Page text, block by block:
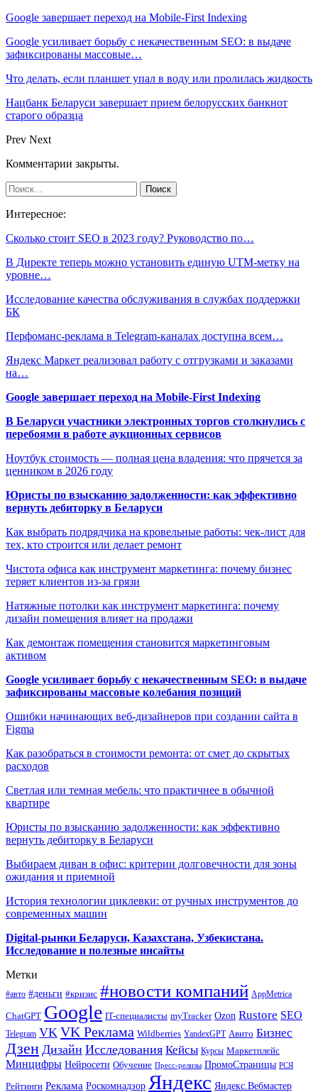
Google завершает переход на Mobile-First Indexing
Google усиливает борьбу с некачественным SEO: в выдаче
зафиксированы массовые…
Что делать, если планшет упал в воду или пролилась жидкость
Нацбанк Беларуси завершает прием белорусских банкнот
старого образца
Prev Next
Комментарии закрыты.
Интересное:
Сколько стоит SEO в 2023 году? Руководство по…
В Директе теперь можно установить единую UTM-метку на
уровне…
Исследование качества обслуживания в службах поддержки
БК
Перфоманс-реклама в Telegram-каналах доступна всем…
Яндекс Маркет реализовал работу с отгрузками и заказами
на…
Google завершает переход на Mobile-First Indexing
В Беларуси участники электронных торгов столкнулись с
перебоями в работе аукционных сервисов
Ноутбук стоимость — полная цена владения: что прячется за
ценником в 2026 году
Юристы по взысканию задолженности: как эффективно
вернуть дебиторку в Беларуси
Как выбрать подрядчика на кровельные работы: чек-лист для
тех, кто строится или делает ремонт
Чистота офиса как инструмент маркетинга: почему бизнес
теряет клиентов из-за грязи
Натяжные потолки как инструмент маркетинга: почему
дизайн помещения влияет на продажи
Как демонтаж помещения становится маркетинговым
активом
Google усиливает борьбу с некачественным SEO: в выдаче
зафиксированы массовые колебания позиций
Ошибки начинающих веб-дизайнеров при создании сайта в
Figma
Как разобраться в стоимости ремонта: от смет до скрытых
расходов
Светлая или темная мебель: что практичнее в обычной
квартире
Юристы по взысканию задолженности: как эффективно
вернуть дебиторку в Беларуси
Выбираем диван в офис: критерии долговечности для зоны
ожидания и приемной
История технологии циклевки: от ручных инструментов до
современных машин
Digital-рынки Беларуси, Казахстана, Узбекистана.
Исследование и полезные инсайты
Метки
#авто #деньги #кризис #новости компаний AppMetrica
ChatGPT Google IT-специалисты myTracker Ozon Rustore SEO
Telegram VK VK Реклама Wildberries YandexGPT Авито Бизнес
Дзен Дизайн Исследования Кейсы Курсы Маркетплейс
Минцифры Нейросети Обучение Пресс-релизы ПромоСтраницы РСЯ
Рейтинги Реклама Роскомнадзор Яндекс Яндекс.Вебмастер